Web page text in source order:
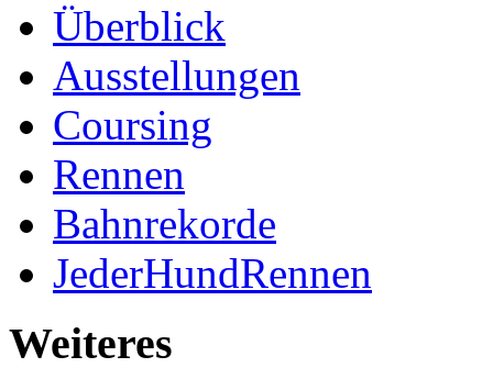
Überblick
Ausstellungen
Coursing
Rennen
Bahnrekorde
JederHundRennen
Weiteres